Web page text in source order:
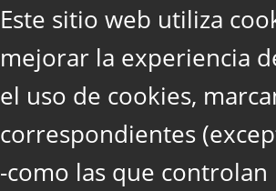
Este sitio web utiliza
mejorar la experiencia
el uso de cookies,
correspondientes
-como las que